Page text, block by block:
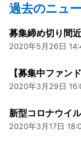
過去のニュ
募集締め切り間
2020年5月26日
【募集中ファン
2020年3月29日
新型コロナウイ
2020年3月17日